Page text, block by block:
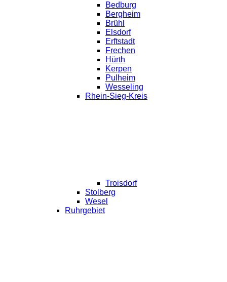
Bedburg
Bergheim
Brühl
Elsdorf
Erftstadt
Frechen
Hürth
Kerpen
Pulheim
Wesseling
Rhein-Sieg-Kreis
Troisdorf
Stolberg
Wesel
Ruhrgebiet